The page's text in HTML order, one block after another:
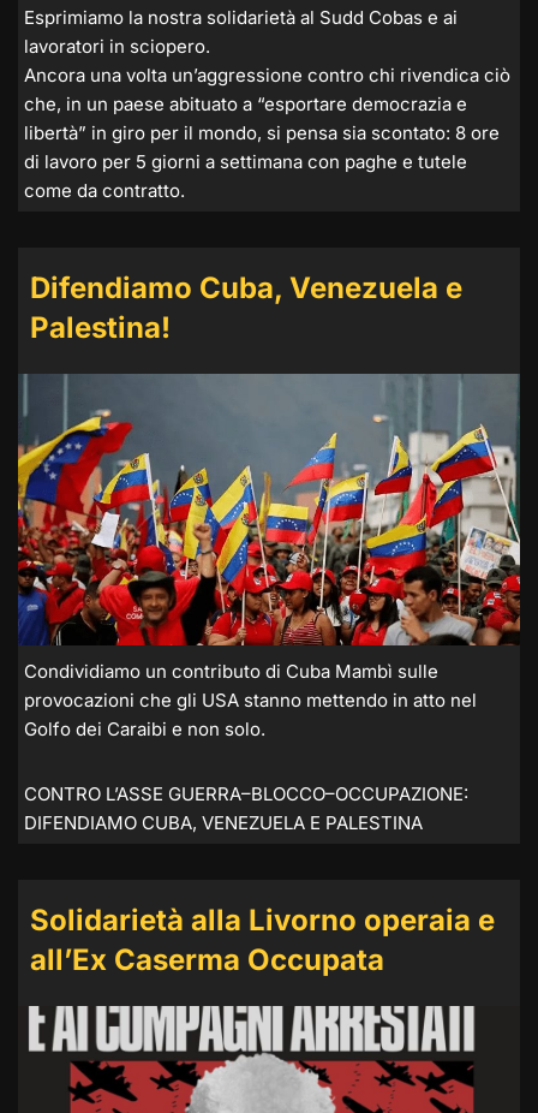
Esprimiamo la nostra solidarietà al Sudd Cobas e ai
lavoratori in sciopero.
Ancora una volta un’aggressione contro chi rivendica ciò
che, in un paese abituato a “esportare democrazia e
libertà” in giro per il mondo, si pensa sia scontato: 8 ore
di lavoro per 5 giorni a settimana con paghe e tutele
come da contratto.
Difendiamo Cuba, Venezuela e
Palestina!
Condividiamo un contributo di Cuba Mambì sulle
provocazioni che gli USA stanno mettendo in atto nel
Golfo dei Caraibi e non solo.
CONTRO L’ASSE GUERRA–BLOCCO–OCCUPAZIONE:
DIFENDIAMO CUBA, VENEZUELA E PALESTINA
Solidarietà alla Livorno operaia e
all’Ex Caserma Occupata